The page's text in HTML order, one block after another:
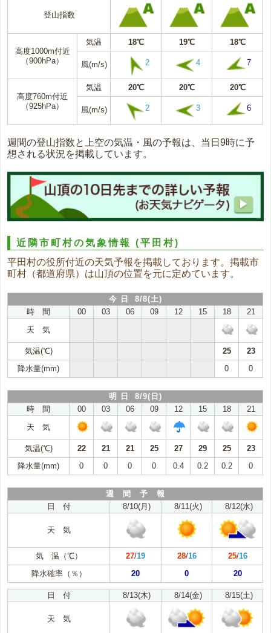
登山指数
高度1000m付近
（900hPa）
気温 18℃ 19℃ 18℃
風(m/s) 2 4 7
高度760m付近
（925hPa）
気温 20℃ 20℃ 20℃
風(m/s) 2 3 6
週間の登山指数と上空の気温・風の予報は、当日9時に予
想される状況を掲載しています。
近隣市町村の気象情報(平田村)
平田村の役所付近の天気予報を掲載しております。掲載市
町村（都道府県）は山頂の位置を元に定めています。
今 日 8/8(土)
時 間
00 03 06 09 12 15 18
21
天 気
気温(℃) 25
23
降水量(mm)
0 0
明 日 8/9(日)
時 間
00 03 06 09 12 15 18
21
天 気
気温(℃) 22 21 21 25 27 29 25
23
降水量(mm)
0 0 0 0 0.4 0.2 0.2 0
週 間 予 報
日 付
8/10(月) 8/11(火) 8/12(水)
天 気
気 温（℃） 27/19 28/16 25/16
降水確率（％）
20 0 20
日 付 8/13(木) 8/14(金) 8/15(土)
天 気